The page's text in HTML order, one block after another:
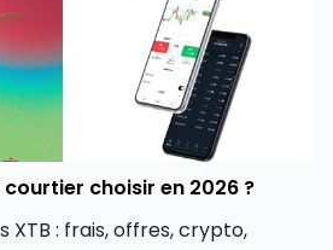
courtier choisir en 2026 ?
: frais, offres, crypto,